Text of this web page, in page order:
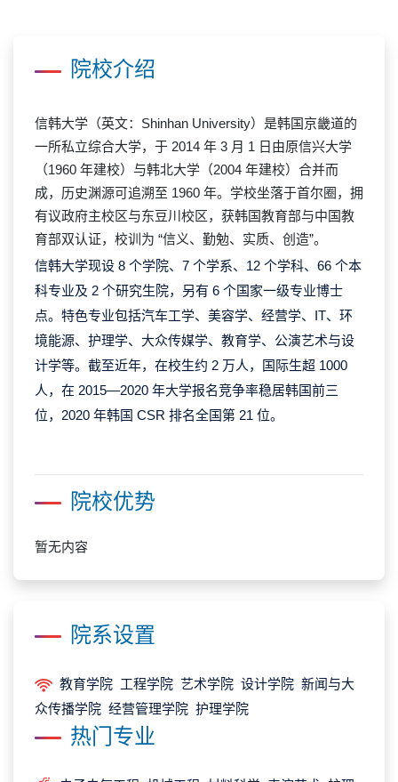
院校介绍
信韩大学（英文：Shinhan University）是韩国京畿道的
一所私立综合大学，于 2014 年 3 月 1 日由原信兴大学
（1960 年建校）与韩北大学（2004 年建校）合并而
成，历史渊源可追溯至 1960 年。学校坐落于首尔圈，拥
有议政府主校区与东豆川校区，获韩国教育部与中国教
育部双认证，校训为 “信义、勤勉、实质、创造”。
信韩大学现设 8 个学院、7 个学系、12 个学科、66 个本
科专业及 2 个研究生院，另有 6 个国家一级专业博士
点。特色专业包括汽车工学、美容学、经营学、IT、环
境能源、护理学、大众传媒学、教育学、公演艺术与设
计学等。截至近年，在校生约 2 万人，国际生超 1000
人，在 2015—2020 年大学报名竞争率稳居韩国前三
位，2020 年韩国 CSR 排名全国第 21 位。
院校优势
暂无内容
院系设置
教育学院 工程学院 艺术学院 设计学院 新闻与大
众传播学院 经营管理学院 护理学院
热门专业